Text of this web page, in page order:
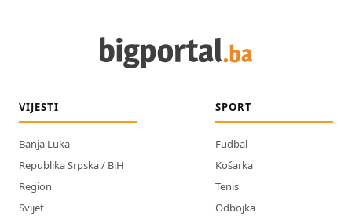
VIJESTI
Banja Luka
Republika Srpska / BiH
Region
Svijet
SPORT
Fudbal
Košarka
Tenis
Odbojka